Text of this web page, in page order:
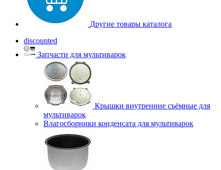
Другие товары каталога
discounted
Запчасти для мультиварок
Крышки внутренние съёмные для
мультиварок
Влагосборники конденсата для мультиварок